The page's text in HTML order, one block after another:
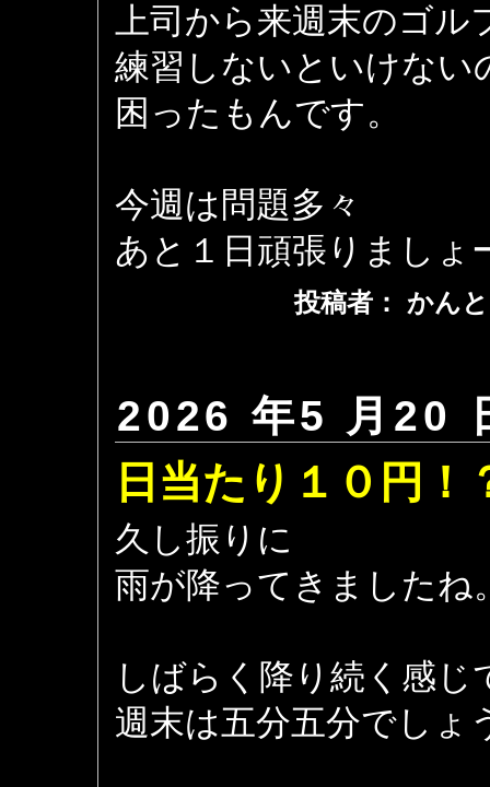
上司から来週末のゴ
練習しないといけない
困ったもんです。
今週は問題多々
あと１日頑張りましょ
投稿者： かん
2026 年5 月20
日当たり１０円！
久し振りに
雨が降ってきましたね
しばらく降り続く感じ
週末は五分五分でしょ